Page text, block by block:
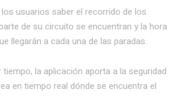
usuarios saber el recorrido de los
de su circuito se encuentran y la hora
llegarán a cada una de las paradas.
la aplicación aporta a la seguridad
en tiempo real dónde se encuentra el